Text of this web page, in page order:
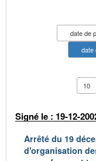
date de
date
10
Signé le : 19-12-
Arrêté du 19
d'organisation